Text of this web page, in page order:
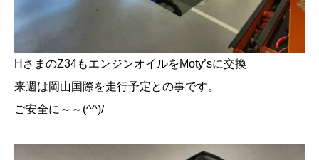
HさまのZ34もエンジンオイルをMoty’sに交換
来週は岡山国際を走行予定との事です。
ご安全に～～(^^)/